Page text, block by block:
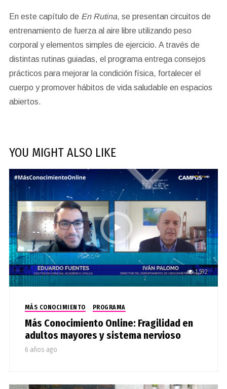
En este capítulo de En Rutina, se presentan circuitos de
entrenamiento de fuerza al aire libre utilizando peso
corporal y elementos simples de ejercicio. A través de
distintas rutinas guiadas, el programa entrega consejos
prácticos para mejorar la condición física, fortalecer el
cuerpo y promover hábitos de vida saludable en espacios
abiertos.
YOU MIGHT ALSO LIKE
1,592
MÁS CONOCIMIENTO PROGRAMA
Más Conocimiento Online: Fragilidad en
adultos mayores y sistema nervioso
6 años ago